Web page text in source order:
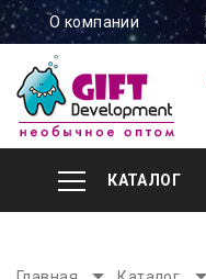
О компании
КАТАЛОГ